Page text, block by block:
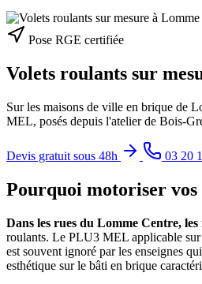
Pose RGE certifiée
Volets roulants sur
Sur les maisons de ville en brique de
MEL, posés depuis l'atelier de Bois-
Devis gratuit sous 48h 03 20
Pourquoi motoriser
Dans les rues du Lomme Centre,
roulants. Le PLU3 MEL applicable sur
est souvent ignoré par les enseignes
esthétique sur le bâti en brique